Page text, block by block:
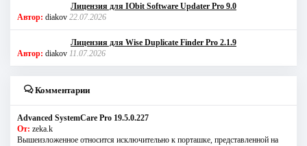
Лицензия для IObit Software Updater Pro 9.0
Автор: diakov 22.07.2026
Лицензия для Wise Duplicate Finder Pro 2.1.9
Автор: diakov 11.07.2026
Комментарии
Advanced SystemCare Pro 19.5.0.227
От: zeka.k
Вышеизложенное относится исключительно к порташке, представленной на